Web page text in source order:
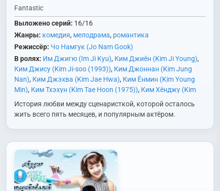
Fantastic
Выложено серий: 16/16
Жанры: комедия, мелодрама, романтика
Режиссёр: Чо Намгук (Jo Nam Gook)
В ролях: Им Джигю (Im Ji Kyu), Ким Джиён (Kim Ji Young),
Ким Джису (Kim Ji-soo (1993)), Ким Джоннан (Kim Jung
Nan), Ким Джэхва (Kim Jae Hwa), Ким Ёнмин (Kim Young
Min), Ким Тхэхун (Kim Tae Hoon (1975)), Ким Хёнджу (Kim
Hyun Joo)
Пак Сиён (Park Si Yeon) Чо Джэюн (Jo Jae Yun)
Чу Санук (Joo Sang Wook)
Юн Дживон (Yoon Ji Won)
История любви между сценаристкой, которой осталось
жить всего пять месяцев, и популярным актёром.